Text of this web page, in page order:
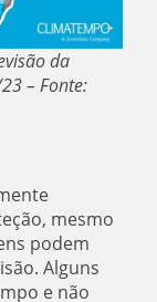
da
– Fonte:
mesmo
podem
Alguns
e não